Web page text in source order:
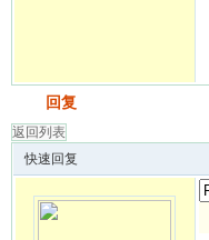
回复
返回列表
快速回复